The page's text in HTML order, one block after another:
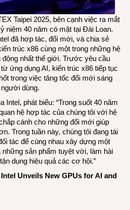
Taipei 2025, bên cạnh việc ra mắt
niệm 40 năm có mặt tại Đài Loan.
đã hợp tác, đổi mới, và chia sẻ
trúc x86 cùng một trong những hệ
động nhất thế giới. Trước yêu cầu
ứng dụng AI, kiến trúc x86 tiếp tục
trong việc tăng tốc đổi mới sáng
dùng.
Intel, phát biểu: “Trong suốt 40 năm
hệ hợp tác của chúng tôi với hệ
cánh cho những đổi mới giúp
Trong tuần này, chúng tôi đang tái
tác để cùng nhau xây dựng một
sản phẩm tuyệt vời, làm hài
dụng hiệu quả các cơ hội.”
Unveils New GPUs for AI and